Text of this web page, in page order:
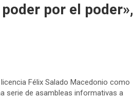
por el poder»,
Félix Salado Macedonio como
serie de asambleas informativas a